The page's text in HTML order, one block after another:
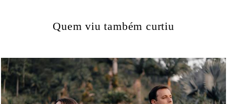
Quem viu também curtiu